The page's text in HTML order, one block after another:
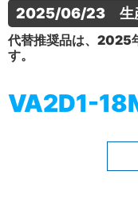
2025/06/23　生
代替推奨品は、2025
す。
VA2D1-